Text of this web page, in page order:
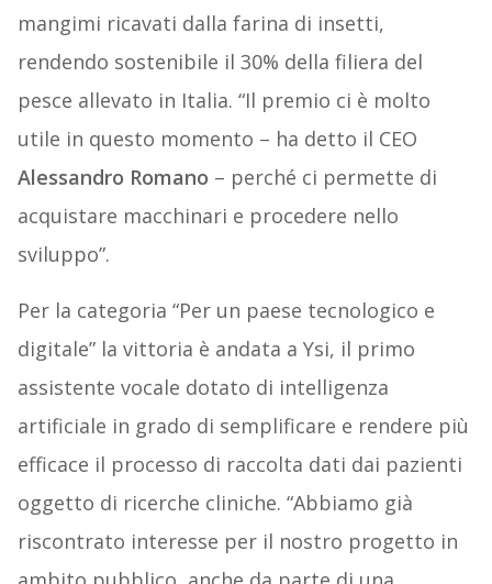
mangimi ricavati dalla farina di insetti,
rendendo sostenibile il 30% della filiera del
pesce allevato in Italia. “Il premio ci è molto
utile in questo momento – ha detto il CEO
Alessandro Romano – perché ci permette di
acquistare macchinari e procedere nello
sviluppo”.
Per la categoria “Per un paese tecnologico e
digitale” la vittoria è andata a Ysi, il primo
assistente vocale dotato di intelligenza
artificiale in grado di semplificare e rendere più
efficace il processo di raccolta dati dai pazienti
oggetto di ricerche cliniche. “Abbiamo già
riscontrato interesse per il nostro progetto in